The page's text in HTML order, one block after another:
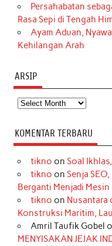
Persahabatan
Rasa Sepi di Tengah
Ayam Aduan,
Kehilangan Arah
ARSIP
Arsip
KOMENTAR TERBARU
tikno on Soal
tikno on Senja
Berganti Menjadi Mesin
tikno on Nusantara
Konstruksi Maritim,
Amril Taufik Gobel
MENYISAKAN JEJAK